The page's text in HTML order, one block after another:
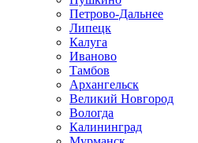
Петрово-Дальнее
Липецк
Калуга
Иваново
Тамбов
Архангельск
Великий Новгород
Вологда
Калининград